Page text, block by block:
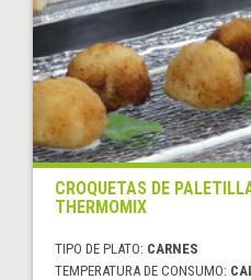
CROQUETAS DE
THERMOMIX
TIPO DE PLATO: CARNES
TEMPERATURA DE CONSUMO: